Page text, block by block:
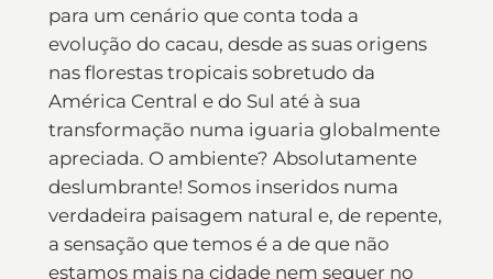
para um cenário que conta toda a
evolução do cacau, desde as suas origens
nas florestas tropicais sobretudo da
América Central e do Sul até à sua
transformação numa iguaria globalmente
apreciada. O ambiente? Absolutamente
deslumbrante! Somos inseridos numa
verdadeira paisagem natural e, de repente,
a sensação que temos é a de que não
estamos mais na cidade nem sequer no